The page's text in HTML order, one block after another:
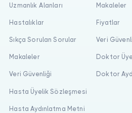
Uzmanlık Alanları
Hastalıklar
Sıkça Sorulan Sorular
Makaleler
Veri Güvenliği
Hasta Üyelik Sözleşmesi
Hasta Aydınlatma Metni
Makaleler
Fiyatlar
Veri
Doktor
Doktor